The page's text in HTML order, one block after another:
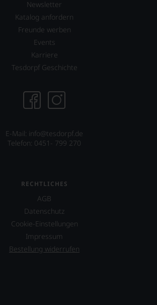
Newsletter
Katalog anfordern
Freunde werben
Events
Karriere
Tesdorpf Geschichte
E-Mail: info@tesdorpf.de
Telefon: 0451- 799 270
RECHTLICHES
AGB
Datenschutz
Cookie-Einstellungen
Impressum
Bestellung widerrufen